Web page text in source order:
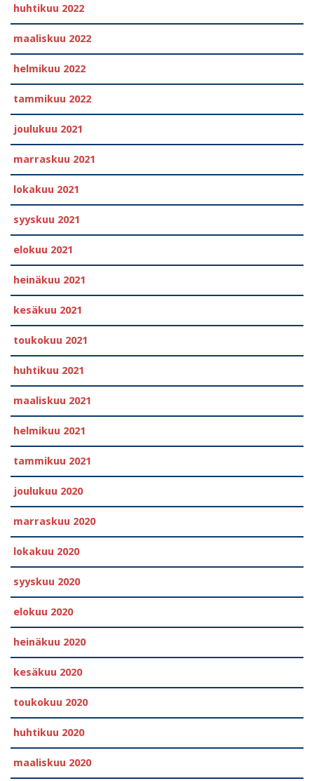
huhtikuu 2022
maaliskuu 2022
helmikuu 2022
tammikuu 2022
joulukuu 2021
marraskuu 2021
lokakuu 2021
syyskuu 2021
elokuu 2021
heinäkuu 2021
kesäkuu 2021
toukokuu 2021
huhtikuu 2021
maaliskuu 2021
helmikuu 2021
tammikuu 2021
joulukuu 2020
marraskuu 2020
lokakuu 2020
syyskuu 2020
elokuu 2020
heinäkuu 2020
kesäkuu 2020
toukokuu 2020
huhtikuu 2020
maaliskuu 2020